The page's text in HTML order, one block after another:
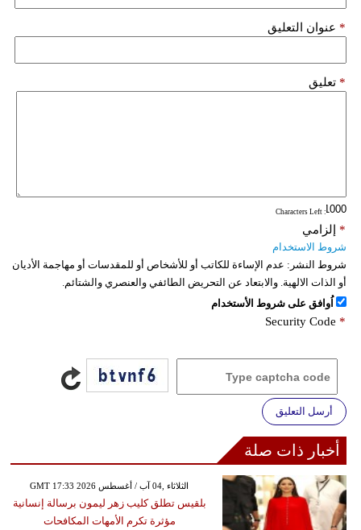
عنوان التعليق *
تعليق *
: Characters Left
إلزامي *
شروط الاستخدام
شروط النشر: عدم الإساءة للكاتب أو للأشخاص أو للمقدسات أو مهاجمة الأديان
أو الذات الالهية. والابتعاد عن التحريض الطائفي والعنصري والشتائم.
اُوافق على شروط الأستخدام
Security Code *
أرسل التعليق
أخبار ذات صلة
GMT 17:33 2026 الثلاثاء ,04 آب / أغسطس
بلقيس تطلق كليب زهر ليمون برسالة إنسانية
مؤثرة تكرم الأمهات المكافحات